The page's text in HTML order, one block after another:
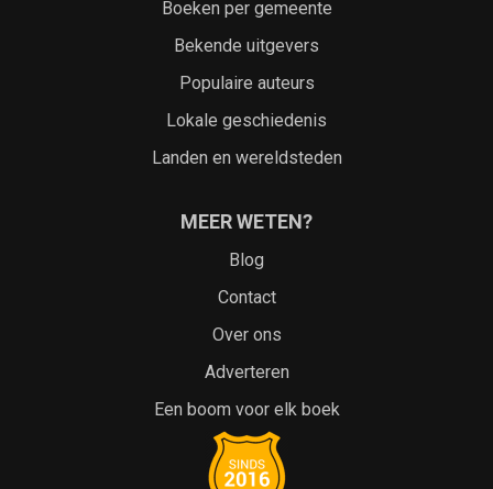
Boeken per gemeente
Bekende uitgevers
Populaire auteurs
Lokale geschiedenis
Landen en wereldsteden
MEER WETEN?
Blog
Contact
Over ons
Adverteren
Een boom voor elk boek